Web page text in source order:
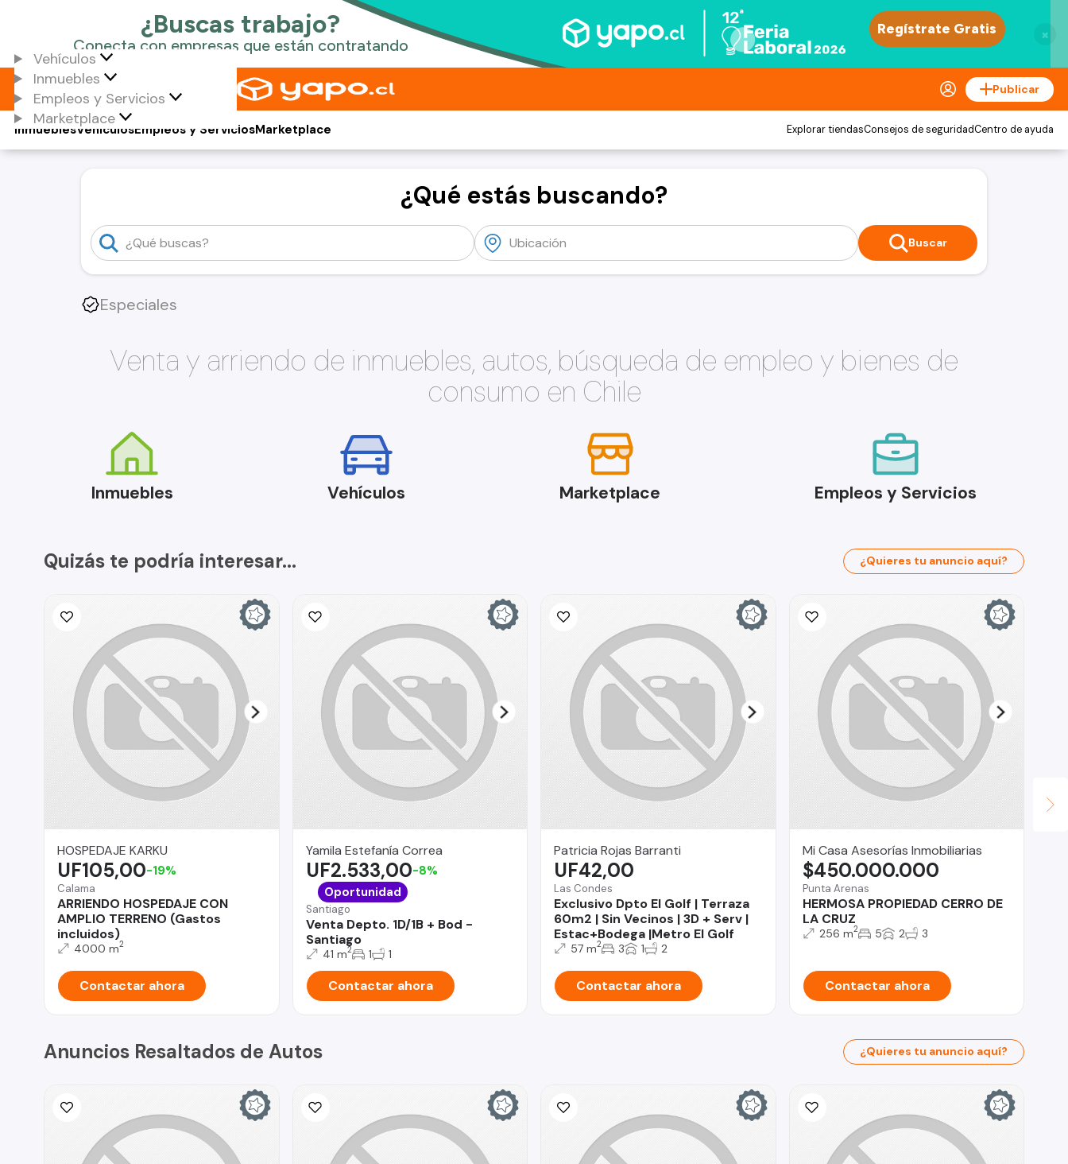
×
Vehículos
Inmuebles
Empleos y Servicios
Marketplace
Publicar
Vehículos
Inmuebles Empleos y ServiciosMarketplace Explorar tiendasConsejos de seguridadCentro de ayuda
¿Qué estás buscando?
Buscar
Especiales
Venta y arriendo de inmuebles, autos, búsqueda de empleo y bienes de
consumo en Chile
Inmuebles Vehículos Marketplace Empleos y Servicios
Quizás te podría interesar... ¿Quieres tu anuncio aquí?
HOSPEDAJE KARKU
Calama
ARRIENDO HOSPEDAJE CON
AMPLIO TERRENO (Gastos
incluidos)
UF105,00-19%
4000 m2
Contactar ahora
Yamila Estefanía Correa
Santiago
Venta Depto. 1D/1B + Bod -
Santiago
UF2.533,00-8%
Oportunidad
41 m2 1 1
Contactar ahora
Patricia Rojas Barranti
Las Condes
Exclusivo Dpto El Golf | Terraza
60m2 | Sin Vecinos | 3D + Serv |
Estac+Bodega |Metro El Golf
UF42,00
57 m2 3 1 2
Contactar ahora
Mi Casa Asesorías Inmobiliarias
Punta Arenas
HERMOSA PROPIEDAD CERRO DE
LA CRUZ
$450.000.000
256 m2 5 2 3
Contactar ahora
Anuncios Resaltados de Autos ¿Quieres tu anuncio aquí?